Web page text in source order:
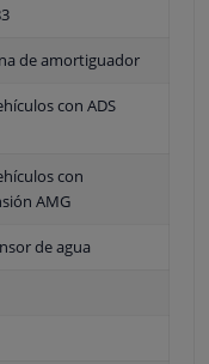
de amortiguador
con ADS
con
AMG
de agua